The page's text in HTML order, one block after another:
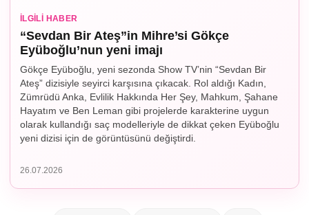
İLGILI HABER
“Sevdan Bir Ateş”in Mihre’si Gökçe
Eyüboğlu’nun yeni imajı
Gökçe Eyüboğlu, yeni sezonda Show TV’nin “Sevdan Bir
Ateş” dizisiyle seyirci karşısına çıkacak. Rol aldığı Kadın,
Zümrüdü Anka, Evlilik Hakkında Her Şey, Mahkum, Şahane
Hayatım ve Ben Leman gibi projelerde karakterine uygun
olarak kullandığı saç modelleriyle de dikkat çeken Eyüboğlu
yeni dizisi için de görüntüsünü değiştirdi.
26.07.2026